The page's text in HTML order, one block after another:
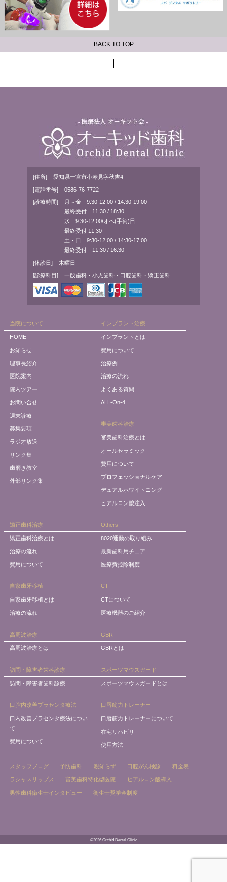
BACK TO TOP
[住所] 愛知県一宮市小赤見字秋吉4
[電話番号] 0586-76-7722
[診療時間]
月～金 9:30-12:00 / 14:30-19:00
最終受付 11:30 / 18:30
水 9:30-12:00/オペ(手術)日
最終受付 11:30
土・日 9:30-12:00 / 14:30-17:00
最終受付 11:30 / 16:30
[休診日] 木曜日
[診療科目] 一般歯科・小児歯科・口腔歯科・矯正歯科
当院について
HOME
お知らせ
理事長紹介
医院案内
院内ツアー
お問い合せ
週末診療
募集要項
ラジオ放送
リンク集
歯磨き教室
外部リンク集
インプラント治療
インプラントとは
費用について
治療例
治療の流れ
よくある質問
ALL-On-4
審美歯科治療
審美歯科治療とは
オールセラミック
費用について
プロフェッショナルケア
デュアルホワイトニング
ヒアルロン酸注入
矯正歯科治療
矯正歯科治療とは
治療の流れ
費用について
Others
8020運動の取り組み
最新歯科用チェア
医療費控除制度
自家歯牙移植
自家歯牙移植とは
治療の流れ
CT
CTについて
医療機器のご紹介
高周波治療
高周波治療とは
GBR
GBRとは
訪問・障害者歯科診療
訪問・障害者歯科診療
スポーツマウスガード
スポーツマウスガードとは
口腔内改善プラセンタ療法
口内改善プラセンタ療法につい
て
費用について
口唇筋力トレーナー
口唇筋力トレーナーについて
在宅リハビリ
使用方法
スタッフブログ 予防歯科 親知らず 口腔がん検診 料金表
ラシャスリップス 審美歯科特化型医院 ヒアルロン酸導入
男性歯科衛生士インタビュー 衛生士奨学金制度
©2026 Orchid Dental Clinic